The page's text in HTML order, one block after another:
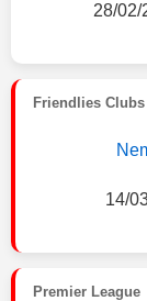
28/
Friendlies Clubs
14/
Premier League